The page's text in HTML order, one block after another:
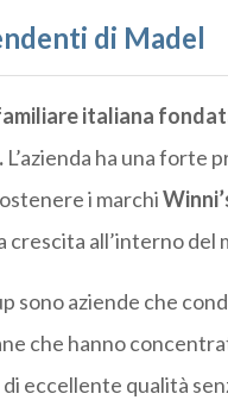
di Madel
italiana
L’azienda ha una forte
i marchi
crescita all’interno
sono aziende che
che hanno
eccellente qualità